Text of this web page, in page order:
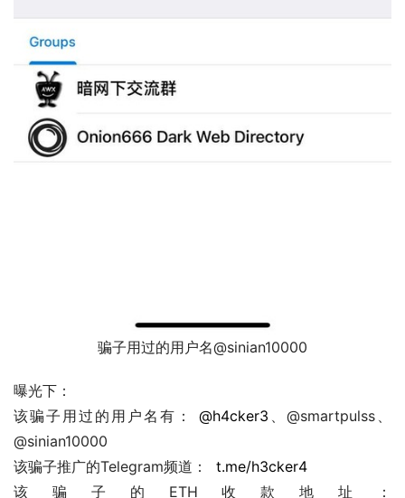
骗子用过的用户名@sinian10000
曝光下：
该骗子用过的用户名有： @h4cker3 、@smartpulss、
@sinian10000
该骗子推广的Telegram频道：
t.me/h3cker4
该骗子的ETH收款地址：